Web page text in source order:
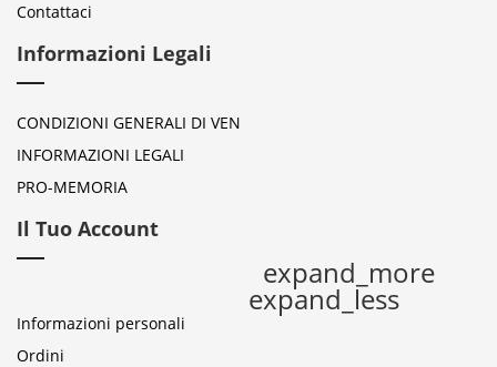
Contattaci
Informazioni Legali
CONDIZIONI GENERALI DI VEN
INFORMAZIONI LEGALI
PRO-MEMORIA
Il Tuo Account
expand_more
expand_less
Informazioni personali
Ordini